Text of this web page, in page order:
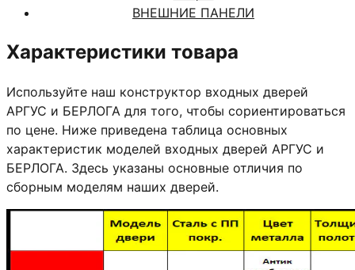
ВНЕШНИЕ ПАНЕЛИ
Характеристики товара
Используйте наш конструктор входных дверей
АРГУС и БЕРЛОГА для того, чтобы сориентироваться
по цене. Ниже приведена таблица основных
характеристик моделей входных дверей АРГУС и
БЕРЛОГА. Здесь указаны основные отличия по
сборным моделям наших дверей.